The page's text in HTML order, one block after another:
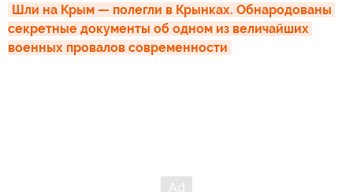
Шли на Крым — полегли в Крынках. Обнародованы
секретные документы об одном из величайших
военных провалов современности